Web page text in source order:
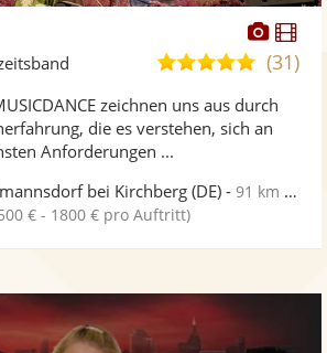
Fotos
5,0
5
(31)
zeichnen uns aus durch
die es verstehen, sich an
Anforderungen ...
bei Kirchberg (DE) -91 km von Freital
€ - 1800 € pro Auftritt)